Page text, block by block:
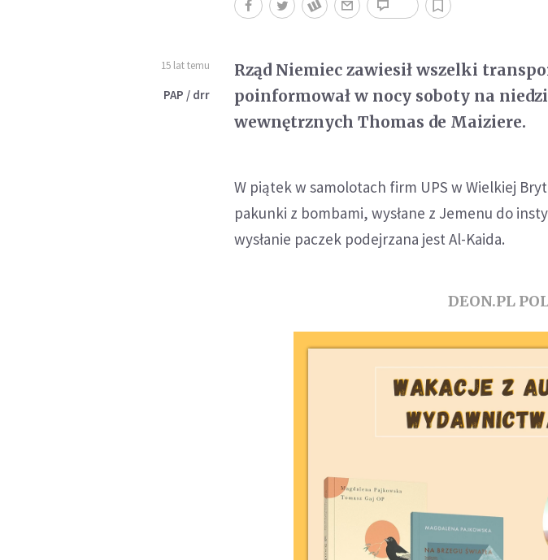
15 lat temu
PAP / drr
Rząd Niemiec zawiesił wszelki
poinformował w nocy soboty na
wewnętrznych Thomas de Maiziere.
W piątek w samolotach firm UPS w Wielkiej
pakunki z bombami, wysłane z Jemenu do
wysłanie paczek podejrzana jest Al-Kaida.
DEON.PL